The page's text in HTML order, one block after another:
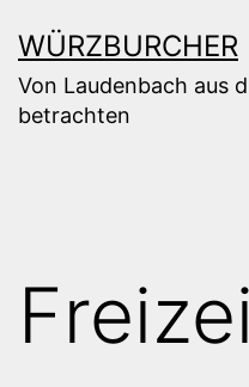
Inhalt
springen
WÜRZBURCHER
Von Laudenbach aus
betrachten